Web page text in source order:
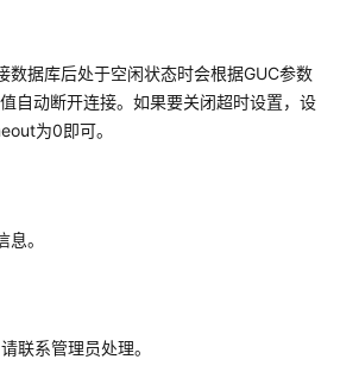
数据库后处于空闲状态时会根据GUC参数
自动断开连接。如果要关闭超时设置，设
为0即可。
。
请联系管理员处理。